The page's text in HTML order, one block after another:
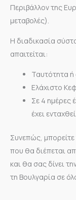
Περιβάλλον της
μεταβολές).
Η διαδικασία
απαιτείται:
Ταυτότητα
Ελάχιστο
Σε 4 ημέρες
έχει
Συνεπώς, μπορείτε
που θα διέπεται
και θα σας δίνει
τη Βουλγαρία σε